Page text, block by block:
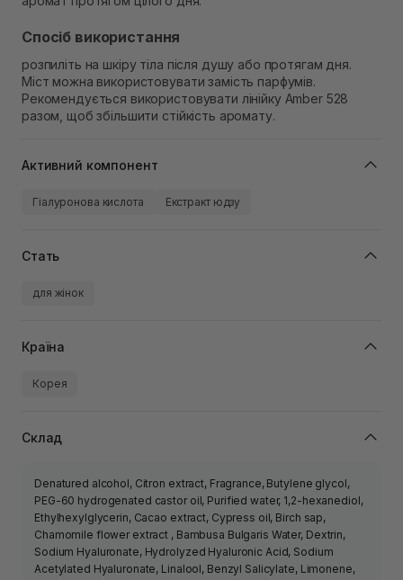
Спосіб використання
розпиліть на шкіру тіла після душу або протягам дня.
Міст можна використовувати замість парфумів.
Рекомендується використовувати лінійку Amber 528
разом, щоб збільшити стійкість аромату.
Активний компонент
Гіалуронова кислота Екстракт юдзу
Стать
для жінок
Країна
Корея
Склад
Denatured alcohol, Citron extract, Fragrance, Butylene glycol,
PEG-60 hydrogenated castor oil, Purified water, 1,2-hexanediol,
Ethylhexylglycerin, Cacao extract, Cypress oil, Birch sap,
Chamomile flower extract , Bambusa Bulgaris Water, Dextrin,
Sodium Hyaluronate, Hydrolyzed Hyaluronic Acid, Sodium
Acetylated Hyaluronate, Linalool, Benzyl Salicylate, Limonene,